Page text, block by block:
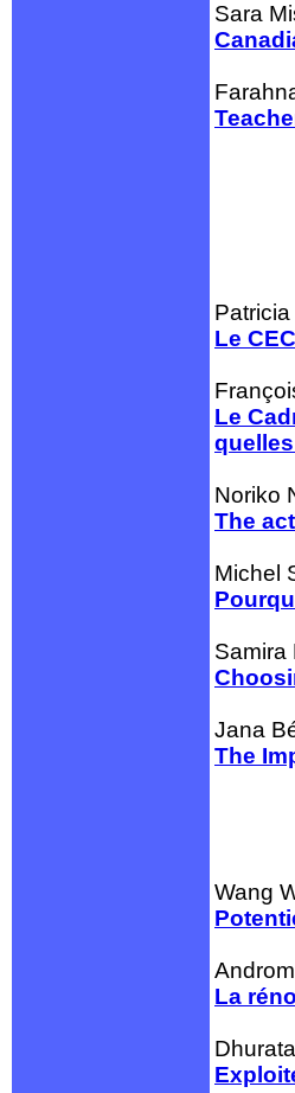
Sara
Le
Le
Noriko
The
Michel
Samira
Jana
The
Wang
La